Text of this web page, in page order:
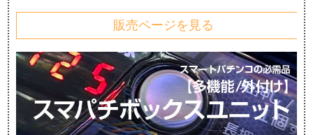
販売ページを見る